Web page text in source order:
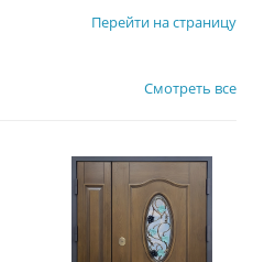
Перейти на страницу
Смотреть все